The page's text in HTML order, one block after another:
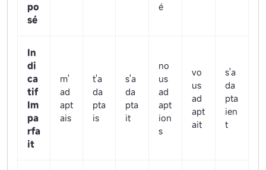
po
sé
é
In
di
ca
tif
Im
pa
rfa
it
m'
ad
apt
ais
t'a
da
pta
is
s'a
da
pta
it
no
us
ad
apt
ion
s
vo
us
ad
apt
ait
s'a
da
pta
ien
t